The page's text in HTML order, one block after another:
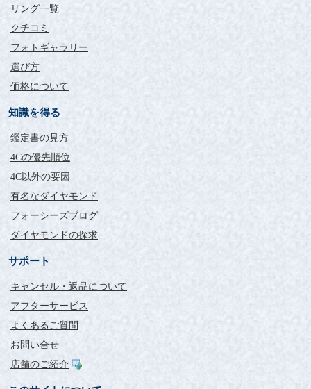
リング一覧
クチコミ
フォトギャラリー
選び方
価格について
知識を得る
鑑定書の見方
4Cの優先順位
4C以外の要因
有名なダイヤモンド
フォーシーズブログ
ダイヤモンドの探求
サポート
キャンセル・返品について
アフターサービス
よくあるご質問
お問い合せ
店舗のご紹介